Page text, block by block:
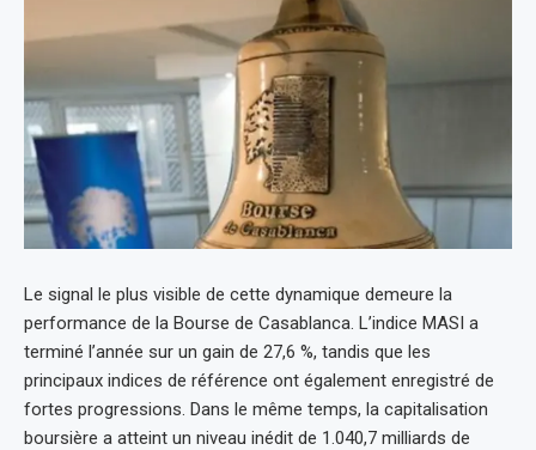
Le signal le plus visible de cette dynamique demeure la
performance de la Bourse de Casablanca. L’indice MASI a
terminé l’année sur un gain de 27,6 %, tandis que les
principaux indices de référence ont également enregistré de
fortes progressions. Dans le même temps, la capitalisation
boursière a atteint un niveau inédit de 1.040,7 milliards de